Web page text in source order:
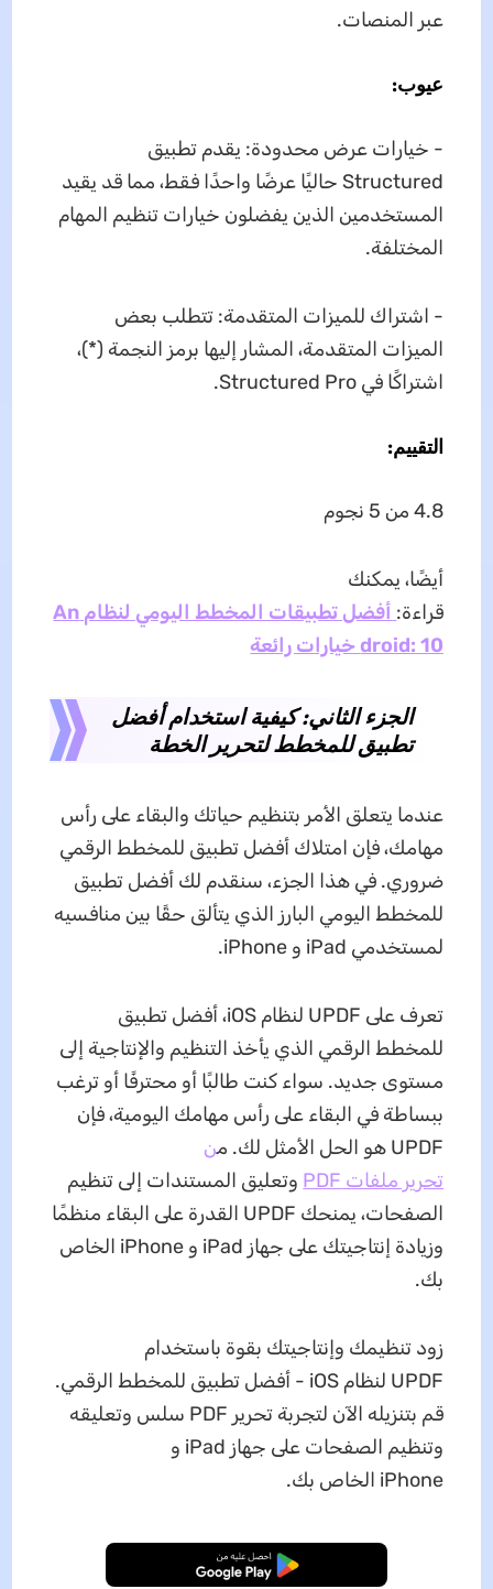
عبر المنصات.
عيوب:
- خيارات عرض محدودة: يقدم تطبيق
Structured حاليًا عرضًا واحدًا فقط، مما قد يقيد
المستخدمين الذين يفضلون خيارات تنظيم المهام
المختلفة.
- اشتراك للميزات المتقدمة: تتطلب بعض
الميزات المتقدمة، المشار إليها برمز النجمة (*)،
اشتراكًا في Structured Pro.
التقييم:
4.8 من 5 نجوم
أيضًا، يمكنك
قراءة:
أفضل تطبيقات المخطط اليومي لنظام An
droid: 10 خيارات رائعة
الجزء الثاني: كيفية استخدام أفضل
تطبيق للمخطط لتحرير الخطة
عندما يتعلق الأمر بتنظيم حياتك والبقاء على رأس
مهامك، فإن امتلاك أفضل تطبيق للمخطط الرقمي
ضروري. في هذا الجزء، سنقدم لك أفضل تطبيق
للمخطط اليومي البارز الذي يتألق حقًا بين منافسيه
لمستخدمي iPad و iPhone.
تعرف على UPDF لنظام iOS، أفضل تطبيق
للمخطط الرقمي الذي يأخذ التنظيم والإنتاجية إلى
مستوى جديد. سواء كنت طالبًا أو محترفًا أو ترغب
ببساطة في البقاء على رأس مهامك اليومية، فإن
UPDF هو الحل الأمثل لك. م
ن
تحرير ملفات PDF
وتعليق المستندات إلى تنظيم
الصفحات، يمنحك UPDF القدرة على البقاء منظمًا
وزيادة إنتاجيتك على جهاز iPad و iPhone الخاص
بك.
زود تنظيمك وإنتاجيتك بقوة باستخدام
UPDF لنظام iOS - أفضل تطبيق للمخطط الرقمي.
قم بتنزيله الآن لتجربة تحرير PDF سلس وتعليقه
وتنظيم الصفحات على جهاز iPad و
iPhone الخاص بك.
تنزيل مجاني